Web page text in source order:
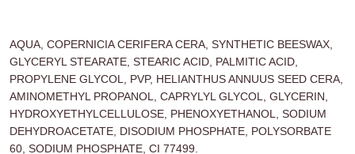
AQUA, COPERNICIA CERIFERA CERA, SYNTHETIC BEESWAX,
GLYCERYL STEARATE, STEARIC ACID, PALMITIC ACID,
PROPYLENE GLYCOL, PVP, HELIANTHUS ANNUUS SEED CERA,
AMINOMETHYL PROPANOL, CAPRYLYL GLYCOL, GLYCERIN,
HYDROXYETHYLCELLULOSE, PHENOXYETHANOL, SODIUM
DEHYDROACETATE, DISODIUM PHOSPHATE, POLYSORBATE
60, SODIUM PHOSPHATE, CI 77499.